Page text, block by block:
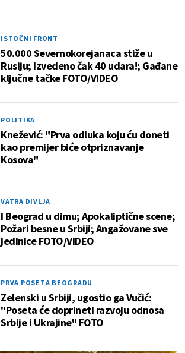
ISTOČNI FRONT
50.000 Severnokorejanaca stiže u
Rusiju; Izvedeno čak 40 udara!; Gađane
ključne tačke FOTO/VIDEO
POLITIKA
Knežević: "Prva odluka koju ću doneti
kao premijer biće otpriznavanje
Kosova"
VATRA DIVLJA
I Beograd u dimu; Apokaliptične scene;
Požari besne u Srbiji; Angažovane sve
jedinice FOTO/VIDEO
PRVA POSETA BEOGRADU
Zelenski u Srbiji, ugostio ga Vučić:
"Poseta će doprineti razvoju odnosa
Srbije i Ukrajine" FOTO